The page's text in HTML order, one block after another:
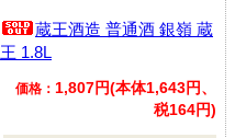
蔵王酒造 普通酒 銀嶺 蔵
王 1.8L
価格： 1,807円(本体1,643円、
税164円)